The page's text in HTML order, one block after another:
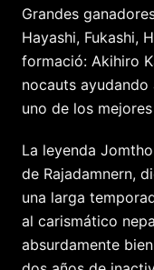
Grandes
Hayashi, Fukashi,
formació: Akihiro
nocauts
uno de los
La leyenda
de Rajadamnern,
una larga
al carismático
absurdamente